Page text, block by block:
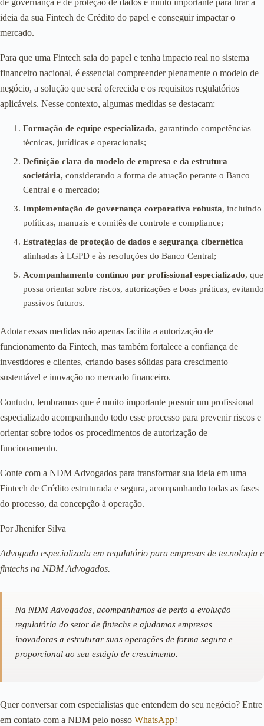
de governança e de proteção de dados é muito importante para tirar a
ideia da sua Fintech de Crédito do papel e conseguir impactar o
mercado.
Para que uma Fintech saia do papel e tenha impacto real no sistema
financeiro nacional, é essencial compreender plenamente o modelo de
negócio, a solução que será oferecida e os requisitos regulatórios
aplicáveis. Nesse contexto, algumas medidas se destacam:
Formação de equipe especializada, garantindo competências
técnicas, jurídicas e operacionais;
Definição clara do modelo de empresa e da estrutura
societária, considerando a forma de atuação perante o Banco
Central e o mercado;
Implementação de governança corporativa robusta, incluindo
políticas, manuais e comitês de controle e compliance;
Estratégias de proteção de dados e segurança cibernética
alinhadas à LGPD e às resoluções do Banco Central;
Acompanhamento contínuo por profissional especializado, que
possa orientar sobre riscos, autorizações e boas práticas, evitando
passivos futuros.
Adotar essas medidas não apenas facilita a autorização de
funcionamento da Fintech, mas também fortalece a confiança de
investidores e clientes, criando bases sólidas para crescimento
sustentável e inovação no mercado financeiro.
Contudo, lembramos que é muito importante possuir um profissional
especializado acompanhando todo esse processo para prevenir riscos e
orientar sobre todos os procedimentos de autorização de
funcionamento.
Conte com a NDM Advogados para transformar sua ideia em uma
Fintech de Crédito estruturada e segura, acompanhando todas as fases
do processo, da concepção à operação.
Por Jhenifer Silva
Advogada especializada em regulatório para empresas de tecnologia e
fintechs na NDM Advogados.
Na NDM Advogados, acompanhamos de perto a evolução
regulatória do setor de fintechs e ajudamos empresas
inovadoras a estruturar suas operações de forma segura e
proporcional ao seu estágio de crescimento.
Quer conversar com especialistas que entendem do seu negócio? Entre
em contato com a NDM pelo nosso WhatsApp!